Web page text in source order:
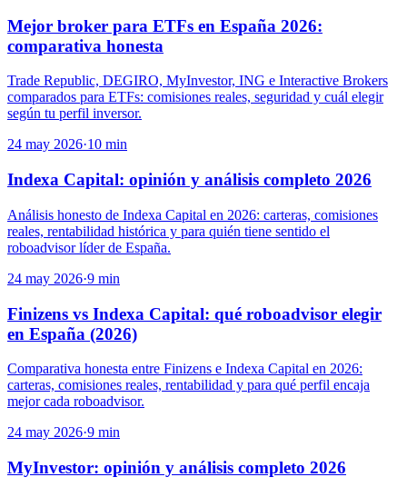
Mejor broker para ETFs en España 2026:
comparativa honesta
Trade Republic, DEGIRO, MyInvestor, ING e Interactive Brokers
comparados para ETFs: comisiones reales, seguridad y cuál elegir
según tu perfil inversor.
24 may 2026·10 min
Indexa Capital: opinión y análisis completo 2026
Análisis honesto de Indexa Capital en 2026: carteras, comisiones
reales, rentabilidad histórica y para quién tiene sentido el
roboadvisor líder de España.
24 may 2026·9 min
Finizens vs Indexa Capital: qué roboadvisor elegir
en España (2026)
Comparativa honesta entre Finizens e Indexa Capital en 2026:
carteras, comisiones reales, rentabilidad y para qué perfil encaja
mejor cada roboadvisor.
24 may 2026·9 min
MyInvestor: opinión y análisis completo 2026